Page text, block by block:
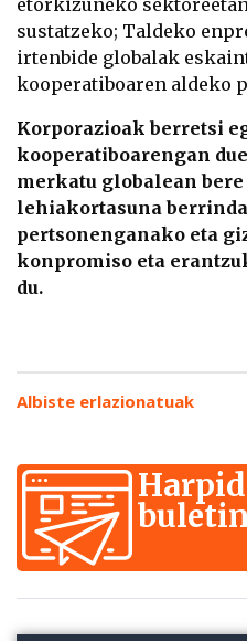
sustatzeko; Taldeko
irtenbide globalak
kooperatiboaren aldeko
Korporazioak berretsi
kooperatiboarengan
merkatu globalean
lehiakortasuna
pertsonenganako eta
konpromiso eta
du.
Albiste erlazionatuak